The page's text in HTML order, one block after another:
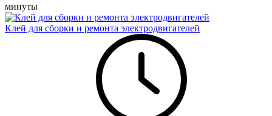
минуты
Клей для сборки и ремонта электродвигателей